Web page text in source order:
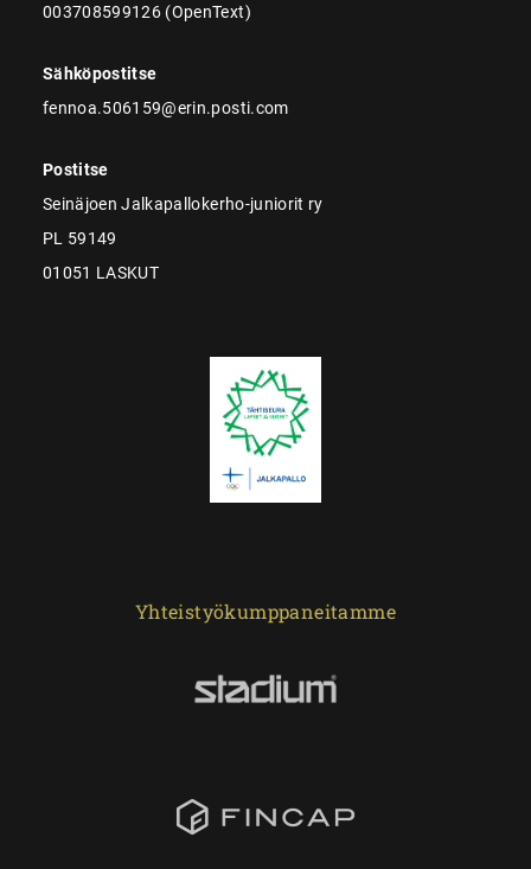
003708599126 (OpenText)
Sähköpostitse
fennoa.506159@erin.posti.com
Postitse
Seinäjoen Jalkapallokerho-juniorit ry
PL 59149
01051 LASKUT
Yhteistyökumppaneitamme